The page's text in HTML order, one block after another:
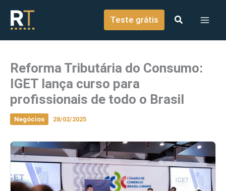
conteúdo
Teste grátis
Reforma Tributária do Consumo:
IGET lança curso para
profissionais de todo o Brasil
Negócios 28/02/2025